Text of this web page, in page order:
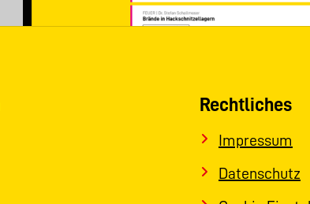
Rechtliches
Impressum
Datenschutz